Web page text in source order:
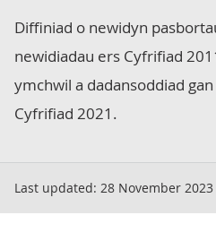
Diffiniad o newidyn
newidiadau ers Cyfrifiad
ymchwil a dadansoddiad
Cyfrifiad 2021.
Last updated: 28 November 2023